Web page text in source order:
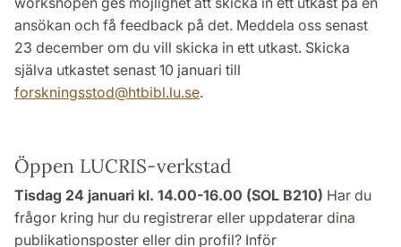
ansökan och få feedback på det. Meddela oss senast
23 december om du vill skicka in ett utkast. Skicka
själva utkastet senast 10 januari till
forskningsstod@htbibl.lu.se.
Öppen LUCRIS-verkstad
Tisdag 24 januari kl. 14.00-16.00 (SOL B210) Har du
frågor kring hur du registrerar eller uppdaterar dina
publikationsposter eller din profil? Inför